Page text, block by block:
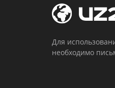
Для
необходимо